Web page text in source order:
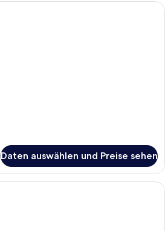
Ein Hotelzimmer mit einem großen
Daten auswählen und Preise sehen
Apartment | Hochwertige Bettwaren,